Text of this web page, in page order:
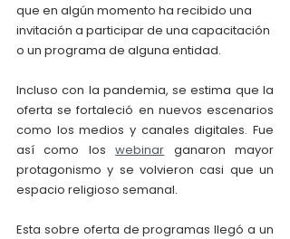
que en algún momento ha recibido una
invitación a participar de una capacitación
o un programa de alguna entidad.
Incluso con la pandemia, se estima que la
oferta se fortaleció en nuevos escenarios
como los medios y canales digitales. Fue
así como los webinar ganaron mayor
protagonismo y se volvieron casi que un
espacio religioso semanal.
Esta sobre oferta de programas llegó a un